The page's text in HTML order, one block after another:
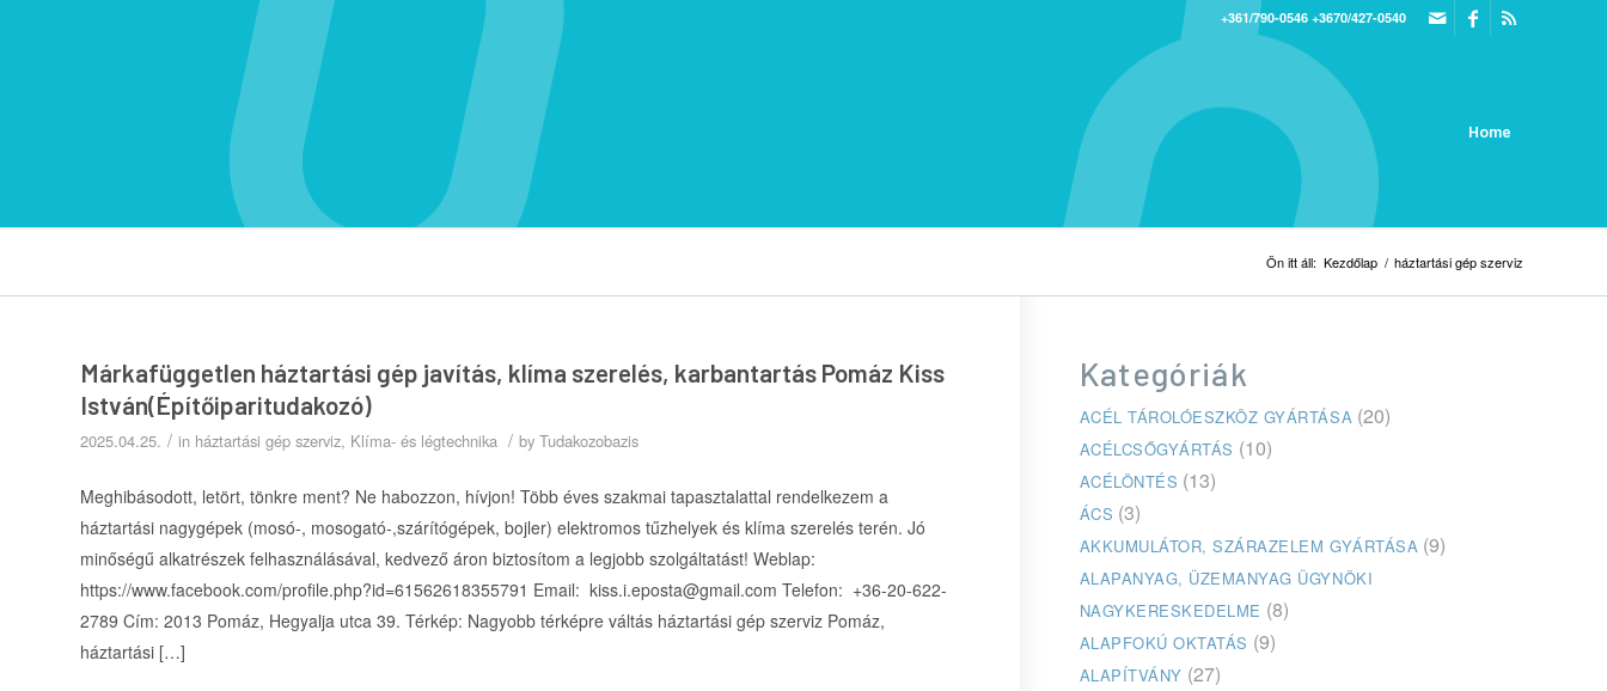
+361/790-0546 +3670/427-0540
Home
Ön itt áll: Kezdőlap / háztartási gép szerviz
Márkafüggetlen háztartási gép javítás, klíma szerelés, karbantartás Pomáz Kiss
István(Építőiparitudakozó)
2025.04.25. / in háztartási gép szerviz, Klíma- és légtechnika / by Tudakozobazis
Meghibásodott, letört, tönkre ment? Ne habozzon, hívjon! Több éves szakmai tapasztalattal rendelkezem a
háztartási nagygépek (mosó-, mosogató-,szárítógépek, bojler) elektromos tűzhelyek és klíma szerelés terén. Jó
minőségű alkatrészek felhasználásával, kedvező áron biztosítom a legjobb szolgáltatást! Weblap:
https://www.facebook.com/profile.php?id=61562618355791 Email: kiss.i.eposta@gmail.com Telefon: +36-20-622-
2789 Cím: 2013 Pomáz, Hegyalja utca 39. Térkép: Nagyobb térképre váltás háztartási gép szerviz Pomáz,
háztartási […]
Kategóriák
ACÉL TÁROLÓESZKÖZ GYÁRTÁSA (20)
ACÉLCSŐGYÁRTÁS (10)
ACÉLÖNTÉS (13)
ÁCS (3)
AKKUMULÁTOR, SZÁRAZELEM GYÁRTÁSA (9)
ALAPANYAG, ÜZEMANYAG ÜGYNÖKI
NAGYKERESKEDELME (8)
ALAPFOKÚ OKTATÁS (9)
ALAPÍTVÁNY (27)